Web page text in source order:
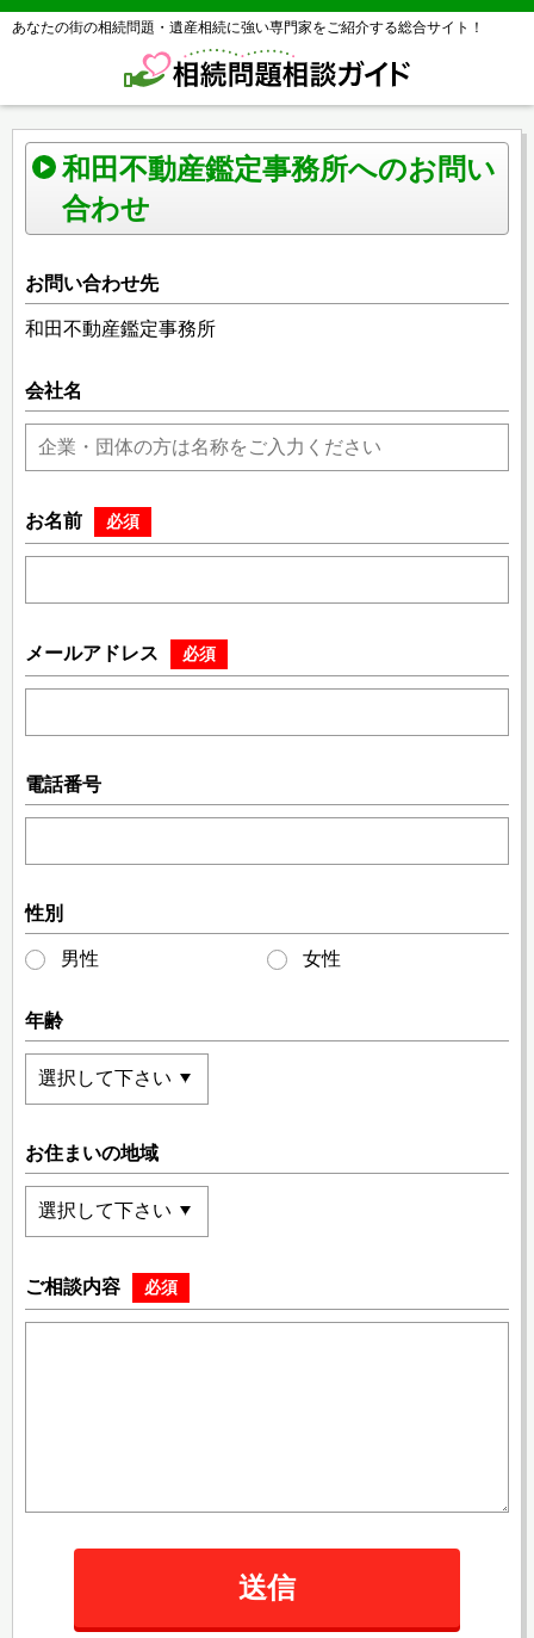
あなたの街の相続問題・遺産相続に強い専門家をご紹介する総合サイト！
和田不動産鑑定事務所へのお問い
合わせ
お問い合わせ先
和田不動産鑑定事務所
会社名
お名前 必須
メールアドレス 必須
電話番号
性別
男性 女性
年齢
お住まいの地域
ご相談内容 必須
送信